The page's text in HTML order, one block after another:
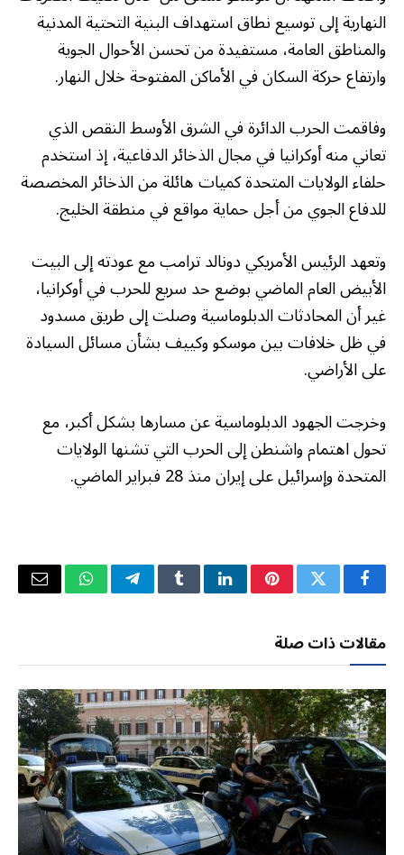
النهارية إلى توسيع نطاق استهداف البنية التحتية المدنية
والمناطق العامة، مستفيدة من تحسن الأحوال الجوية
وارتفاع حركة السكان في الأماكن المفتوحة خلال النهار.
وفاقمت الحرب الدائرة في الشرق الأوسط النقص الذي
تعاني منه أوكرانيا في مجال الذخائر الدفاعية، إذ استخدم
حلفاء الولايات المتحدة كميات هائلة من الذخائر المخصصة
للدفاع الجوي من أجل حماية مواقع في منطقة الخليج.
وتعهد الرئيس الأمريكي دونالد ترامب مع عودته إلى البيت
الأبيض العام الماضي بوضع حد سريع للحرب في أوكرانيا،
غير أن المحادثات الدبلوماسية وصلت إلى طريق مسدود
في ظل خلافات بين موسكو وكييف بشأن مسائل السيادة
على الأراضي.
وخرجت الجهود الدبلوماسية عن مسارها بشكل أكبر، مع
تحول اهتمام واشنطن إلى الحرب التي تشنها الولايات
المتحدة وإسرائيل على إيران منذ 28 فبراير الماضي.
فيسبوكتويتر بينتيريستلينكدإنTumblrتيلقرامواتسابالبريد
مقالات ذات صلة